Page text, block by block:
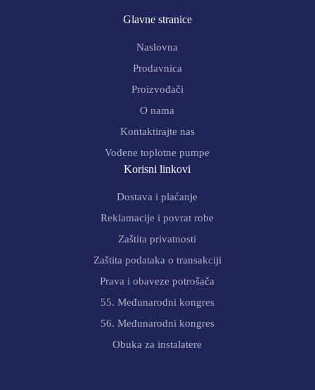
Glavne stranice
Naslovna
Prodavnica
Proizvođači
O nama
Kontaktirajte nas
Vodene toplotne pumpe
Korisni linkovi
Dostava i plaćanje
Reklamacije i povrat robe
Zaštita privatnosti
Zaštita podataka o transakciji
Prava i obaveze potrošača
55. Međunarodni kongres
56. Međunarodni kongres
Obuka za instalatere